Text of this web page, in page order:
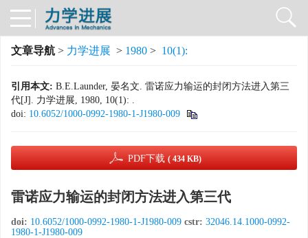
文章导航 > 力学进展 > 1980 > 10(1):
引用本文: B.E.Launder, 晏名文. 雷诺应力输运的封闭方法进入第三
代[J]. 力学进展, 1980, 10(1): .
doi: 10.6052/1000-0992-1980-1-J1980-009
PDF下载 ( 434 KB)
雷诺应力输运的封闭方法进入第三代
doi: 10.6052/1000-0992-1980-1-J1980-009 cstr: 32046.14.1000-0992-
1980-1-J1980-009